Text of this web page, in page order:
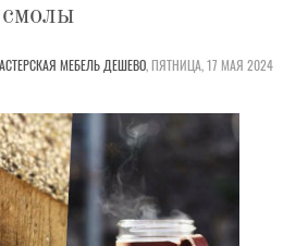
МЕБЕЛЬ ДЕШЕВО,ПЯТНИЦА, 17 МАЯ 2024